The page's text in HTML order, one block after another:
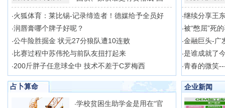
·火狐体育：莱比锡-记录缔造者！德媒给予全员好
·润唇膏哪个牌子好呢？
·公牛险胜掘金 状元27分狼队遭10连败
· 比赛过程中苏伟抡与前队友扭打起来
·200斤胖子任意球全中 技术不差于C罗梅西
·继续分享王
·被“憋屈”死
·金融巨头-广
·是谁成就了
·青春的微笑
占卜算命
·学校贫困生助学金是用在“官
企业新闻